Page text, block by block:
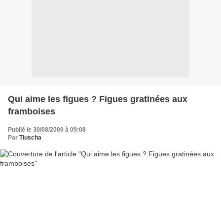
Qui aime les figues ? Figues gratinées aux
framboises
Publié le 30/08/2009 à 09:08
Par Tiuscha